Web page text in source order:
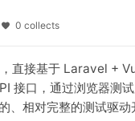
0 collects
直接基于 Laravel +
接口，通过浏览器测
相对完整的测试驱动